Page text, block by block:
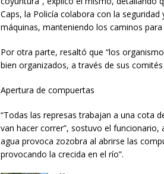
Caps, la Policía colabora con la
máquinas, manteniendo los caminos para
Por otra parte, resaltó que “los
bien organizados, a través de sus comités
Apertura de compuertas
“Todas las represas trabajan a una cota
van hacer correr”, sostuvo el funcionario,
agua provoca zozobra al abrirse las
provocando la crecida en el río”.